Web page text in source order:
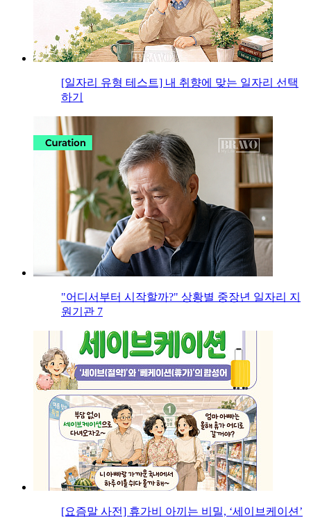
[일자리 유형 테스트] 내 취향에 맞는 일자리 선택
하기
"어디서부터 시작할까?" 상황별 중장년 일자리 지
원기관 7
[요즘말 사전] 휴가비 아끼는 비밀, ‘세이브케이션’